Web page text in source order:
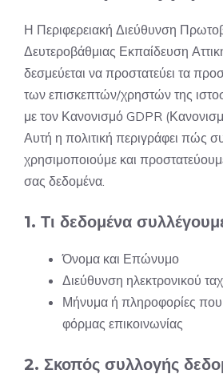
Η Περιφερειακή Διεύθυνση
Δευτεροβάθμιας Εκπαίδευση
δεσμεύεται να προστατεύει τα
των επισκεπτών/χρηστών της
με τον Κανονισμό GDPR
Αυτή η πολιτική περιγράφει πώς
χρησιμοποιούμε και
σας δεδομένα.
1. Τι δεδομένα
Όνομα και Επώνυμο
Διεύθυνση ηλεκτρονικού
Μήνυμα ή πληροφορίες
φόρμας επικοινωνίας
2. Σκοπός συλλογής